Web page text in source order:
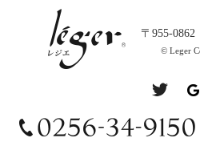
〒955-
© Leger